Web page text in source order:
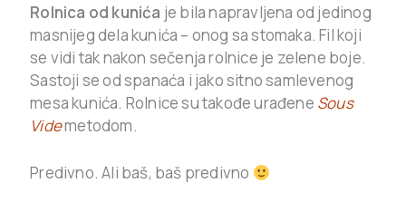
Rolnica od kunića je bila napravljena od jedinog
masnijeg dela kunića – onog sa stomaka. Fil koji
se vidi tak nakon sečenja rolnice je zelene boje.
Sastoji se od spanaća i jako sitno samlevenog
mesa kunića. Rolnice su takođe urađene Sous
Videmetodom.
Predivno. Ali baš, baš predivno